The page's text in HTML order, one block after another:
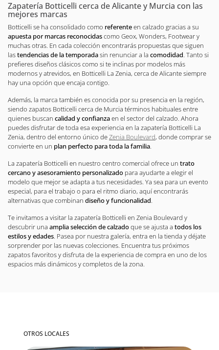
Zapatería Botticelli cerca de Alicante y Murcia con las
mejores marcas
Botticelli se ha consolidado como referenteen calzado gracias a su
apuesta por marcas reconocidascomo Geox, Wonders, Footwear y
muchas otras. En cada colección encontrarás propuestas que siguen
lastendencias de la temporadasin renunciar a la comodidad. Tanto si
prefieres diseños clásicos como si te inclinas por modelos más
modernos y atrevidos, en Botticelli La Zenia, cerca de Alicante siempre
hay una opción que encaja contigo.
Además, la marca también es conocida por su presencia en la región,
siendo zapatos Botticelli cerca de Murcia términos habituales entre
quienes buscan calidad y confianzaen el sector del calzado. Ahora
puedes disfrutar de toda esa experiencia en la zapatería Botticelli La
Zenia, dentro del entorno único deZenia Boulevard, donde comprar se
convierte en un plan perfecto para toda la familia.
La zapatería Botticelli en nuestro centro comercial ofrece un trato
cercano y asesoramiento personalizado para ayudarte a elegir el
modelo que mejor se adapta a tus necesidades. Ya sea para un evento
especial, para el trabajo o para el ritmo diario, aquí encontrarás
alternativas que combinan diseño y funcionalidad.
Te invitamos a visitar la zapatería Botticelli en Zenia Boulevard y
descubrir una amplia selección de calzadoque se ajusta a todos los
estilos y edades. Pasea por nuestra galería, entra en la tienda y déjate
sorprender por las nuevas colecciones. Encuentra tus próximos
zapatos favoritos y disfruta de la experiencia de compra en uno de los
espacios más dinámicos y completos de la zona.
OTROS LOCALES